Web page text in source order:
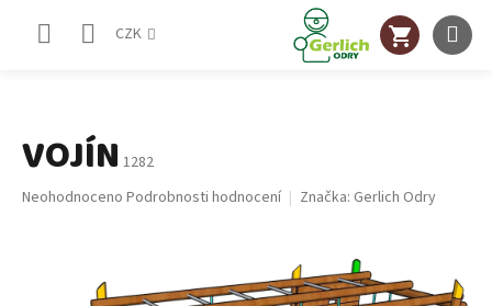
CZK
NÁKUPNÍ
KOŠÍK
VOJÍN 1282
Průměrné
Neohodnoceno Podrobnosti hodnocení Značka: Gerlich Odry